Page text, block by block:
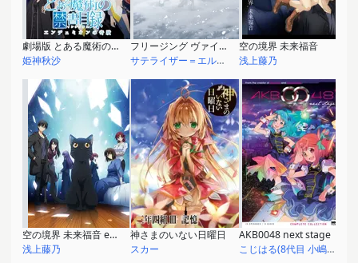
劇場版 とある魔術の禁書目録 -エンデュミオンの奇蹟-
姫神秋沙
フリージング ヴァイブレーション
サテライザー＝エル＝ブリジット
空の境界 未来福音
浅上藤乃
空の境界 未来福音 extra chorus
浅上藤乃
神さまのいない日曜日
スカー
AKB0048 next stage
こじはる(8代目 小嶋陽菜)